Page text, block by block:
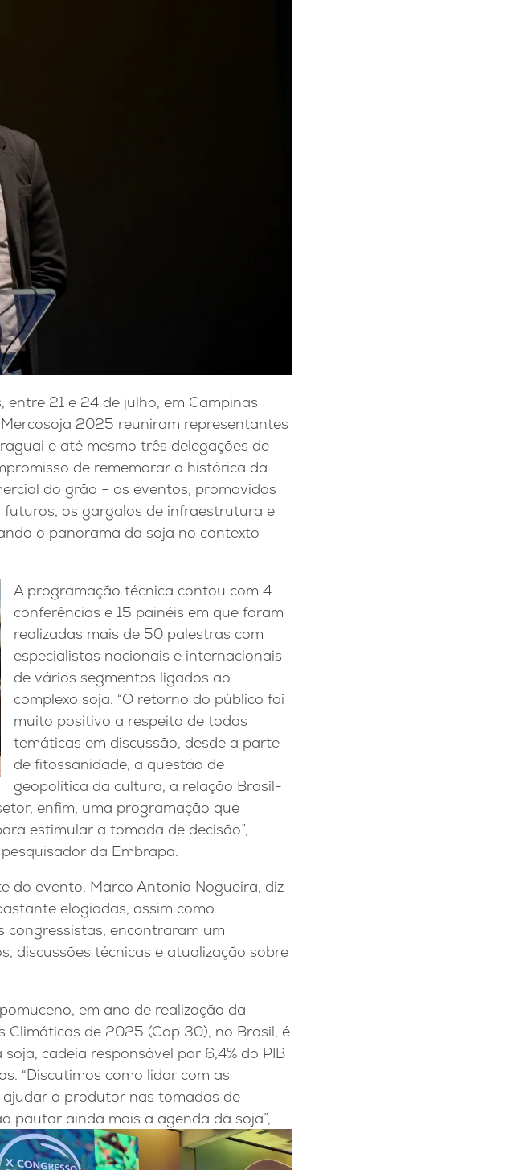
21 e 24 de julho, em Campinas
2025 reuniram representantes
e até mesmo três delegações de
de rememorar a histórica da
do grão – os eventos, promovidos
os gargalos de infraestrutura e
o panorama da soja no contexto
A programação técnica contou com 4
conferências e 15 painéis em que foram
realizadas mais de 50 palestras com
especialistas nacionais e internacionais
de vários segmentos ligados ao
complexo soja. “O retorno do público foi
muito positivo a respeito de todas
temáticas em discussão, desde a parte
de fitossanidade, a questão de
geopolítica da cultura, a relação Brasil-
enfim, uma programação que
estimular a tomada de decisão”,
da Embrapa.
do evento, Marco Antonio Nogueira, diz
elogiadas, assim como
congressistas, encontraram um
discussões técnicas e atualização sobre
em ano de realização da
Climáticas de 2025 (Cop 30), no Brasil, é
cadeia responsável por 6,4% do PIB
“Discutimos como lidar com as
o produtor nas tomadas de
pautar ainda mais a agenda da soja”,